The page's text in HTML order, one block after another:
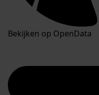
Bekijken op OpenData